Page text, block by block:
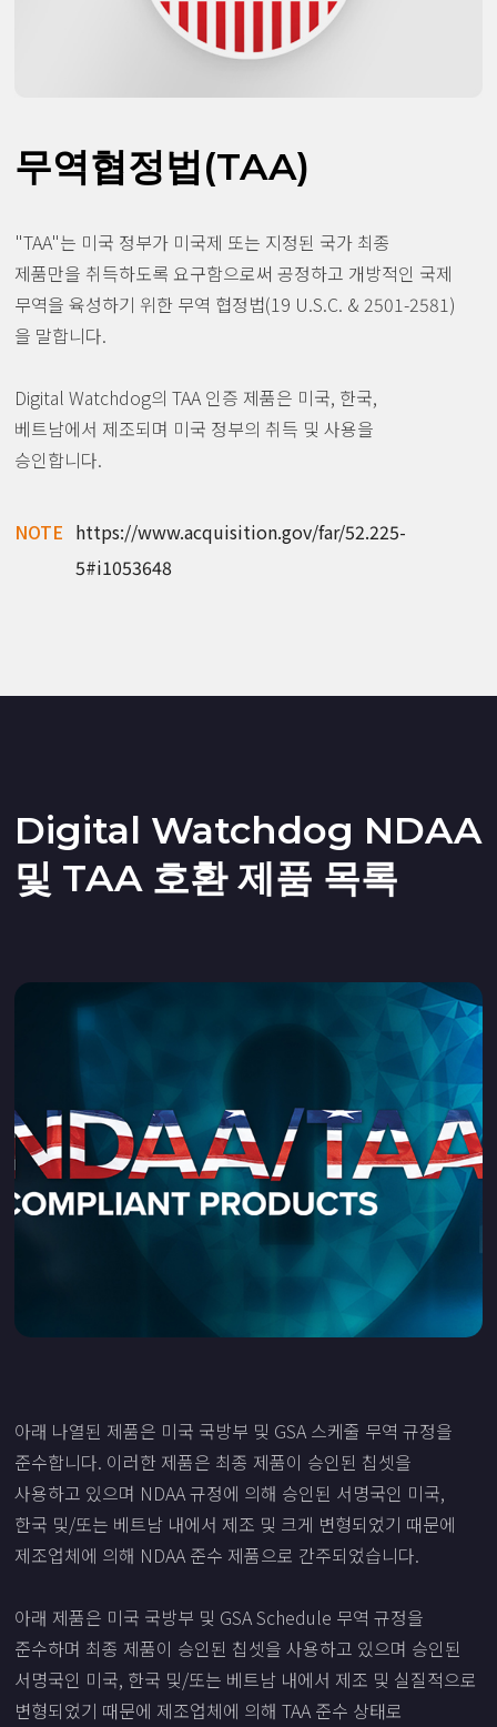
무역협정법(TAA)
"TAA"는 미국 정부가 미국제 또는 지정된 국가 최종
제품만을 취득하도록 요구함으로써 공정하고 개방적인 국제
무역을 육성하기 위한 무역 협정법(19 U.S.C. & 2501-2581)
을 말합니다.
Digital Watchdog의 TAA 인증 제품은 미국, 한국,
베트남에서 제조되며 미국 정부의 취득 및 사용을
승인합니다.
NOTE https://www.acquisition.gov/far/52.225-
5#i1053648
Digital Watchdog NDAA
및 TAA 호환 제품 목록
아래 나열된 제품은 미국 국방부 및 GSA 스케줄 무역 규정을
준수합니다. 이러한 제품은 최종 제품이 승인된 칩셋을
사용하고 있으며 NDAA 규정에 의해 승인된 서명국인 미국,
한국 및/또는 베트남 내에서 제조 및 크게 변형되었기 때문에
제조업체에 의해 NDAA 준수 제품으로 간주되었습니다.
아래 제품은 미국 국방부 및 GSA Schedule 무역 규정을
준수하며 최종 제품이 승인된 칩셋을 사용하고 있으며 승인된
서명국인 미국, 한국 및/또는 베트남 내에서 제조 및 실질적으로
변형되었기 때문에 제조업체에 의해 TAA 준수 상태로